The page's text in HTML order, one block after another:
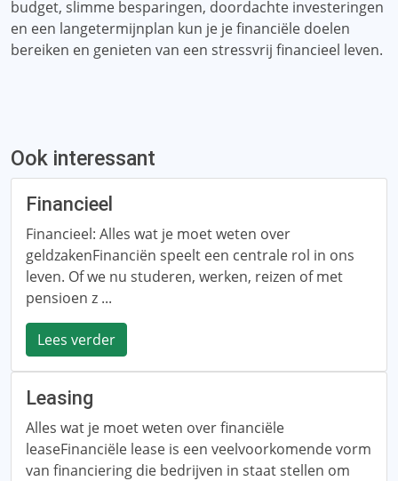
budget, slimme besparingen, doordachte investeringen
en een langetermijnplan kun je je financiële doelen
bereiken en genieten van een stressvrij financieel leven.
Ook interessant
Financieel
Financieel: Alles wat je moet weten over
geldzakenFinanciën speelt een centrale rol in ons
leven. Of we nu studeren, werken, reizen of met
pensioen z ...
Lees verder
Leasing
Alles wat je moet weten over financiële
leaseFinanciële lease is een veelvoorkomende vorm
van financiering die bedrijven in staat stellen om